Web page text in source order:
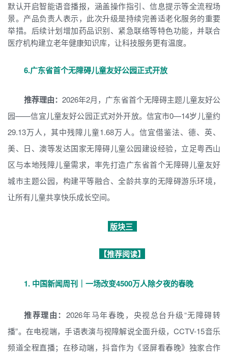
默认开启智能语音播报，涵盖操作指引、信息提示等全流程场
景。产品负责人表示，此次升级是持续完善适老化服务的重要
举措。后续计划增加药品识别、紧急联络等特色功能，并联合
医疗机构建立老年健康知识库，让科技服务更有温度。
6.广东省首个无障碍儿童友好公园正式开放
推荐理由：2026年2月，广东省首个无障碍主题儿童友好公
园——信宜儿童友好公园正式对外开放。信宜市0—14岁儿童约
29.13万人，其中残障儿童1.68万人。信宜借鉴法、德、英、
美、日、澳等发达国家无障碍儿童公园建设经验，立足粤西山
区与本地残障儿童需求，率先打造广东省首个无障碍儿童友好
城市主题公园，构建平等融合、全龄共享的无障碍游乐环境，
让所有儿童共享快乐成长空间。
版块三
【推荐阅读】
1. 中国新闻周刊｜一场改变4500万人除夕夜的春晚
推荐理由： 2026年马年春晚，央视总台升级“无障碍转
播”。在电视端，手语表演与视障解说全面升级，CCTV-15音乐
频道全程直播；在移动端，抖音作为《竖屏看春晚》独家合作